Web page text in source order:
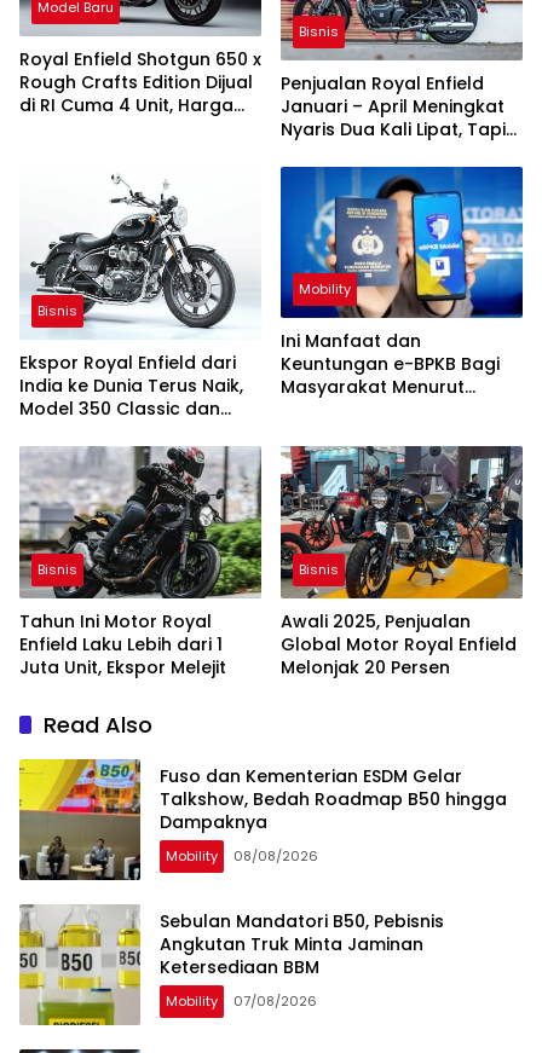
Model Baru
Royal Enfield Shotgun 650 x
Rough Crafts Edition Dijual
di RI Cuma 4 Unit, Harga
Bisnis
Penjualan Royal Enfield
Januari – April Meningkat
Nyaris Dua Kali Lipat, Tapi
Bisnis
Ekspor Royal Enfield dari
India ke Dunia Terus Naik,
Model 350 Classic dan
Mobility
Ini Manfaat dan
Keuntungan e-BPKB Bagi
Masyarakat Menurut
Bisnis
Tahun Ini Motor Royal
Enfield Laku Lebih dari 1
Juta Unit, Ekspor Melejit
Bisnis
Awali 2025, Penjualan
Global Motor Royal Enfield
Melonjak 20 Persen
Read Also
Fuso dan Kementerian ESDM Gelar
Talkshow, Bedah Roadmap B50 hingga
Dampaknya
Mobility 08/08/2026
Sebulan Mandatori B50, Pebisnis
Angkutan Truk Minta Jaminan
Ketersediaan BBM
Mobility 07/08/2026